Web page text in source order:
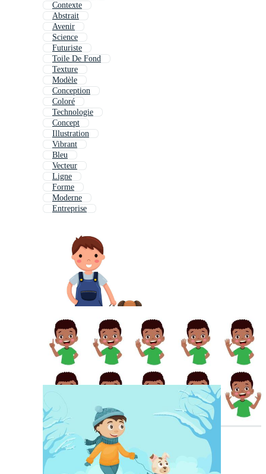
Contexte
Abstrait
Avenir
Science
Futuriste
Toile De Fond
Texture
Modèle
Conception
Coloré
Technologie
Concept
Illustration
Vibrant
Bleu
Vecteur
Ligne
Forme
Moderne
Entreprise